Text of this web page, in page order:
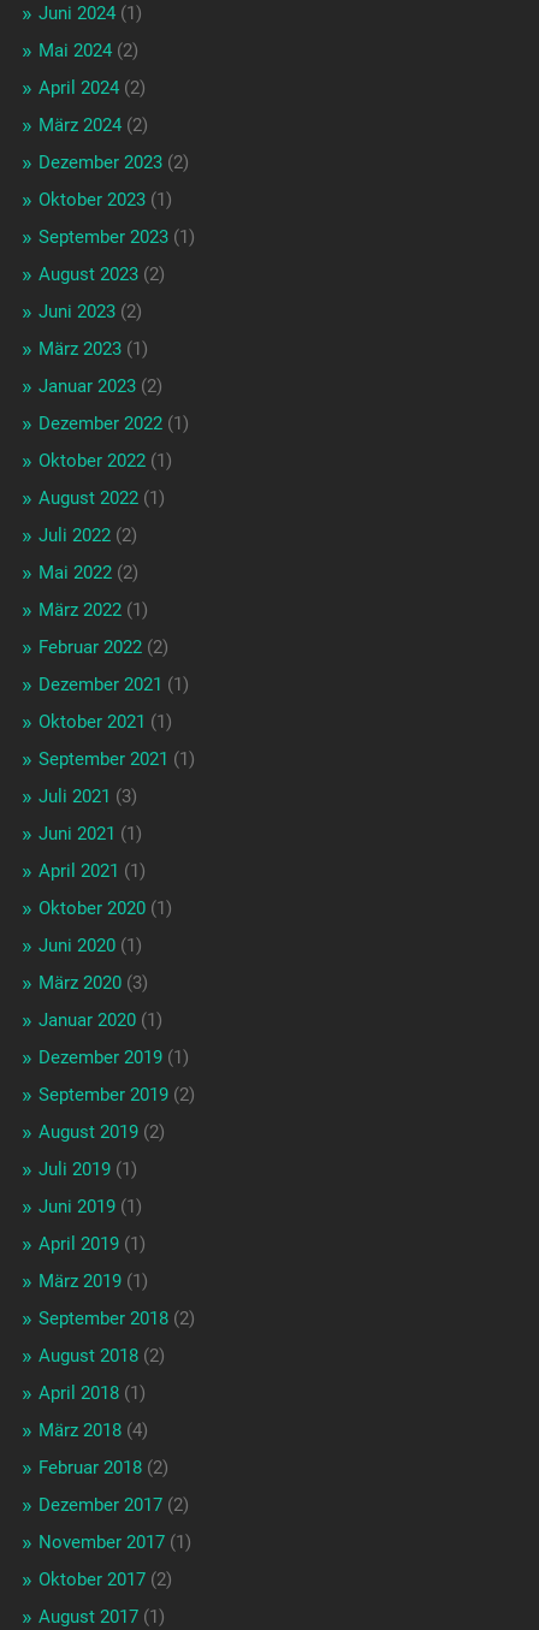
Juni 2024(1)
Mai 2024(2)
April 2024(2)
März 2024(2)
Dezember 2023(2)
Oktober 2023(1)
September 2023(1)
August 2023(2)
Juni 2023(2)
März 2023(1)
Januar 2023(2)
Dezember 2022(1)
Oktober 2022(1)
August 2022(1)
Juli 2022(2)
Mai 2022(2)
März 2022(1)
Februar 2022(2)
Dezember 2021 (1)
Oktober 2021 (1)
September 2021 (1)
Juli 2021 (3)
Juni 2021 (1)
April 2021 (1)
Oktober 2020(1)
Juni 2020(1)
März 2020(3)
Januar 2020(1)
Dezember 2019(1)
September 2019(2)
August 2019(2)
Juli 2019(1)
Juni 2019(1)
April 2019(1)
März 2019(1)
September 2018(2)
August 2018(2)
April 2018(1)
März 2018(4)
Februar 2018(2)
Dezember 2017(2)
November 2017(1)
Oktober 2017(2)
August 2017(1)